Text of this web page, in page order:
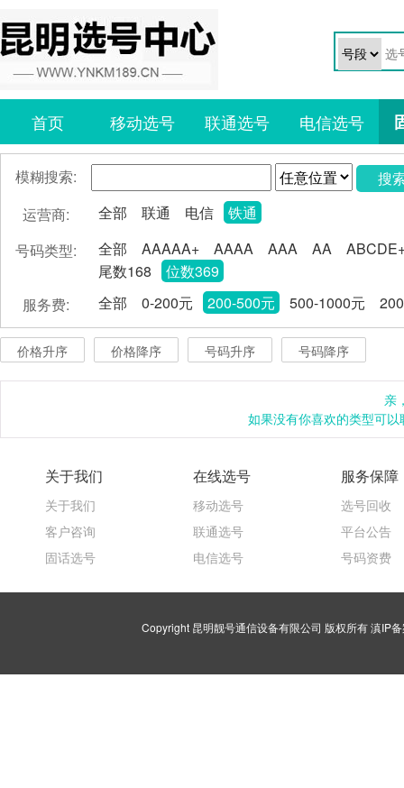
首页 移动选号 联通选号 电信选号
模糊搜索:
搜
运营商:
全部 联通 电信
铁通
号码类型:
全部 AAAAA+ AAAA AAA AA
尾数168
位数369
服务费:
全部 0-200元 200-500元 500-1000元
价格升序 价格降序 号码升序 号码降序
亲
如果没有你喜欢的类型可
关于我们
关于我们
客户咨询
固话选号
在线选号
移动选号
联通选号
电信选号
服务保障
选号回收
平台公告
号码资费
Copyright 昆明靓号通信设备有限公司 版权所有滇IP